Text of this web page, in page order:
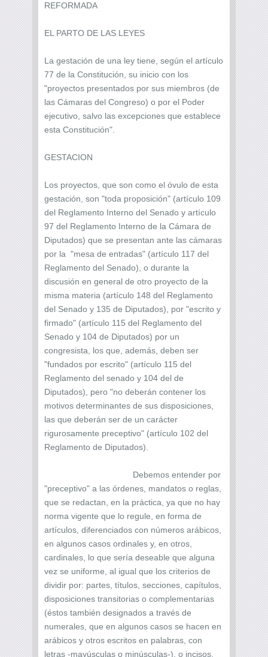
REFORMADA
EL PARTO DE LAS LEYES
La gestación de una ley tiene, según el artículo
77 de la Constitución, su inicio con los
"proyectos presentados por sus miembros (de
las Cámaras del Congreso) o por el Poder
ejecutivo, salvo las excepciones que establece
esta Constitución".
GESTACION
Los proyectos, que son como el óvulo de esta
gestación, son "toda proposición" (artículo 109
del Reglamento Interno del Senado y artículo
97 del Reglamento Interno de la Cámara de
Diputados) que se presentan ante las cámaras
por la "mesa de entradas" (artículo 117 del
Reglamento del Senado), o durante la
discusión en general de otro proyecto de la
misma materia (artículo 148 del Reglamento
del Senado y 135 de Diputados), por "escrito y
firmado" (artículo 115 del Reglamento del
Senado y 104 de Diputados) por un
congresista, los que, además, deben ser
"fundados por escrito" (artículo 115 del
Reglamento del senado y 104 del de
Diputados), pero "no deberán contener los
motivos determinantes de sus disposiciones,
las que deberán ser de un carácter
rigurosamente preceptivo" (artículo 102 del
Reglamento de Diputados).
Debemos entender por
"preceptivo" a las órdenes, mandatos o reglas,
que se redactan, en la práctica, ya que no hay
norma vigente que lo regule, en forma de
artículos, diferenciados con números arábicos,
en algunos casos ordinales y, en otros,
cardinales, lo que sería deseable que alguna
vez se uniforme, al igual que los criterios de
dividir por: partes, títulos, secciones, capítulos,
disposiciones transitorias o complementarias
(éstos también designados a través de
numerales, que en algunos casos se hacen en
arábicos y otros escritos en palabras, con
letras -mayúsculas o minúsculas-), o incisos,